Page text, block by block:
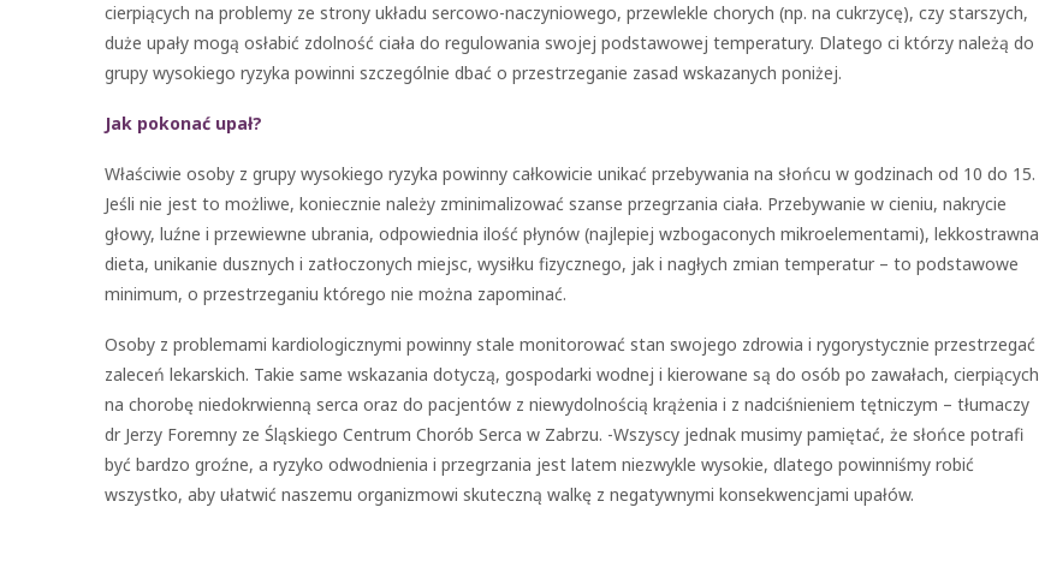
cierpiących na problemy ze strony układu sercowo-naczyniowego, przewlekle chorych (np. na cukrzycę), czy starszych,
duże upały mogą osłabić zdolność ciała do regulowania swojej podstawowej temperatury. Dlatego ci którzy należą do
grupy wysokiego ryzyka powinni szczególnie dbać o przestrzeganie zasad wskazanych poniżej.
Jak pokonać upał?
Właściwie osoby z grupy wysokiego ryzyka powinny całkowicie unikać przebywania na słońcu w godzinach od 10 do 15.
Jeśli nie jest to możliwe, koniecznie należy zminimalizować szanse przegrzania ciała. Przebywanie w cieniu, nakrycie
głowy, luźne i przewiewne ubrania, odpowiednia ilość płynów (najlepiej wzbogaconych mikroelementami), lekkostrawna
dieta, unikanie dusznych i zatłoczonych miejsc, wysiłku fizycznego, jak i nagłych zmian temperatur – to podstawowe
minimum, o przestrzeganiu którego nie można zapominać.
Osoby z problemami kardiologicznymi powinny stale monitorować stan swojego zdrowia i rygorystycznie przestrzegać
zaleceń lekarskich. Takie same wskazania dotyczą, gospodarki wodnej i kierowane są do osób po zawałach, cierpiących
na chorobę niedokrwienną serca oraz do pacjentów z niewydolnością krążenia i z nadciśnieniem tętniczym – tłumaczy
dr Jerzy Foremny ze Śląskiego Centrum Chorób Serca w Zabrzu. -Wszyscy jednak musimy pamiętać, że słońce potrafi
być bardzo groźne, a ryzyko odwodnienia i przegrzania jest latem niezwykle wysokie, dlatego powinniśmy robić
wszystko, aby ułatwić naszemu organizmowi skuteczną walkę z negatywnymi konsekwencjami upałów.